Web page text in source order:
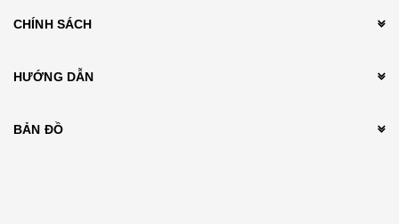
CHÍNH SÁCH
HƯỚNG DẪN
BẢN ĐỒ